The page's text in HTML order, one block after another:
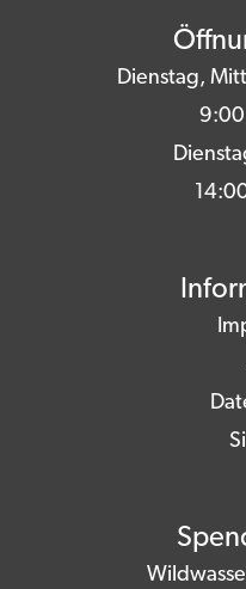
Dienstag,
9:00